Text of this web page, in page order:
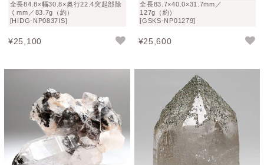
全長84.8×幅30.8×奥行22.4突起部除
くmm／83.7g（約）
[HIDG-NP0837IS]
¥25,100
全長83.7×40.0×31.7mm／
127g（約）
[GSKS-NP01279]
¥25,600